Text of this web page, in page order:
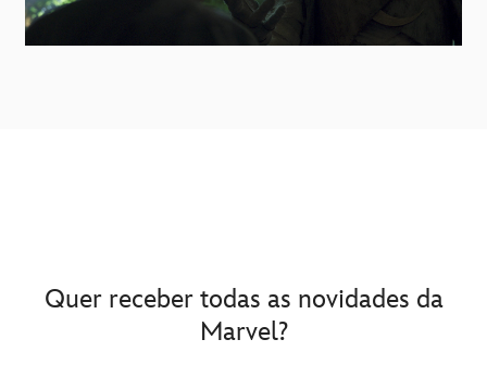
Quer receber todas as novidades da
Marvel?